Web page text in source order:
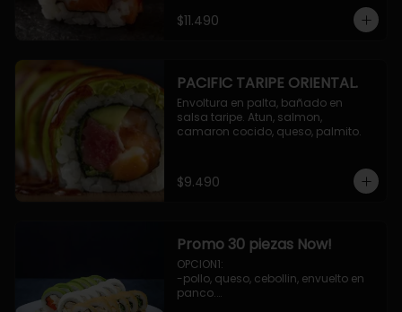
$11.490
PACIFIC TARIPE ORIENTAL.
Envoltura en palta, bañado en
salsa taripe. Atun, salmon,
camaron cocido, queso, palmito.
$9.490
Promo 30 piezas Now!
OPCION1:
-pollo, queso, cebollin, envuelto en
panco.